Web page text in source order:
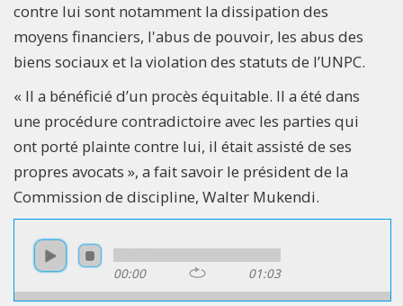
contre lui sont notamment la dissipation des
moyens financiers, l'abus de pouvoir, les abus des
biens sociaux et la violation des statuts de l’UNPC.
« Il a bénéficié d’un procès équitable. Il a été dans
une procédure contradictoire avec les parties qui
ont porté plainte contre lui, il était assisté de ses
propres avocats », a fait savoir le président de la
Commission de discipline, Walter Mukendi.
00:00 01:03